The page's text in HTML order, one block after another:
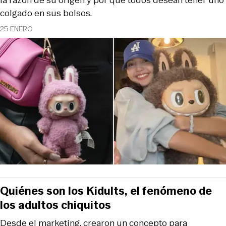
25 ENERO
colgado en sus bolsos.
Desde el marketing, crearon un concepto para
Quiénes son los Kidults, el fenómeno de
los adultos chiquitos